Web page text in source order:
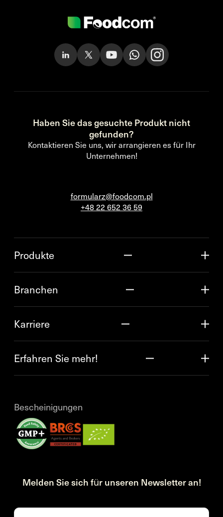
Haben Sie das gesuchte Produkt nicht
gefunden?
Kontaktieren Sie uns, wir arrangieren es für Ihr
Unternehmen!
formularz@foodcom.pl
+48 22 652 36 59
Produkte
Branchen
Karriere
Erfahren Sie mehr!
Bescheinigungen
Melden Sie sich für unseren Newsletter an!